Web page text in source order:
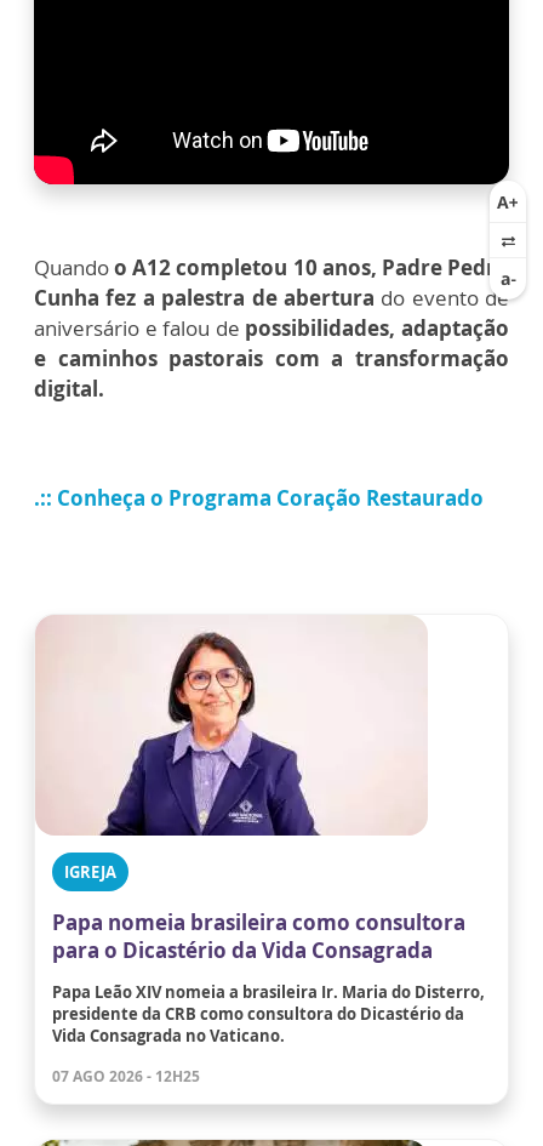
Quandoo A12 completou 10 anos, Padre Pedro
Cunha fez a palestra de abertura do evento de
aniversário e falou de possibilidades, adaptação
e caminhos pastorais com a transformação
digital.
.:: Conheça o Programa Coração Restaurado
IGREJA
Papa nomeia brasileira como consultora
para o Dicastério da Vida Consagrada
Papa Leão XIV nomeia a brasileira Ir. Maria do Disterro,
presidente da CRB como consultora do Dicastério da
Vida Consagrada no Vaticano.
07 AGO 2026 - 12H25